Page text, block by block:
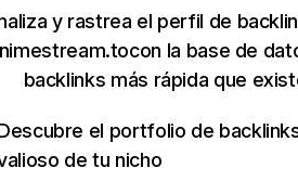
y rastrea el perfil de
la base de
backlinks más rápida que
el portfolio de
de tu nicho